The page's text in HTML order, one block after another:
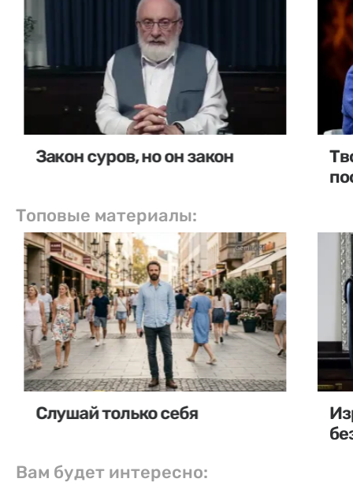
Закон суров, но он закон
Топовые материалы:
Слушай только себя
Вам будет интересно: